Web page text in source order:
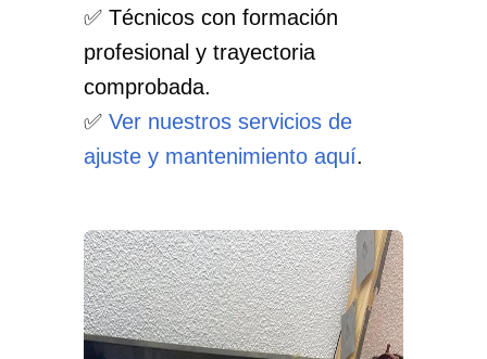
✅ Técnicos con formación
profesional y trayectoria
comprobada.
✅ Ver nuestros servicios de
ajuste y mantenimiento aquí.